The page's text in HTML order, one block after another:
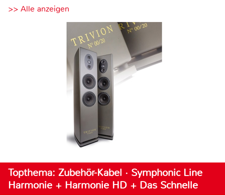
>> Alle anzeigen
Topthema: Zubehör-Kabel · Symphonic Line
Harmonie + Harmonie HD + Das Schnelle